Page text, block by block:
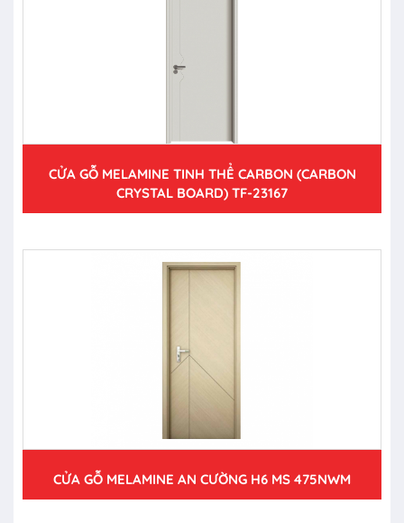
CỬA GỖ MELAMINE TINH THỂ CARBON (CARBON
CRYSTAL BOARD) TF-23167
CỬA GỖ MELAMINE AN CƯỜNG H6 MS 475NWM